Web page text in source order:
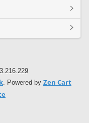
. Powered by Zen Cart